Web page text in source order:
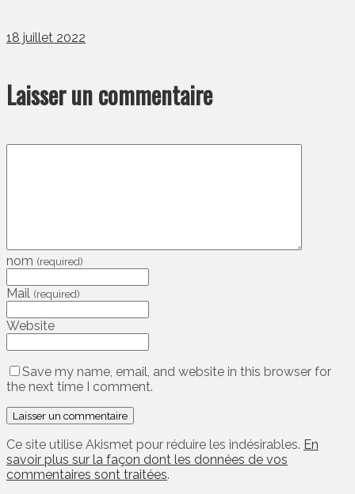
18 juillet 2022
Laisser un commentaire
nom (required)
Mail (required)
Website
Save my name, email, and website in this browser for
the next time I comment.
Ce site utilise Akismet pour réduire les indésirables. En
savoir plus sur la façon dont les données de vos
commentaires sont traitées.